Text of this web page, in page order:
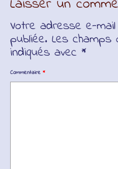
Laisser un
Votre adresse e-
publiée. Les champs
indiqués avec *
Commentaire *